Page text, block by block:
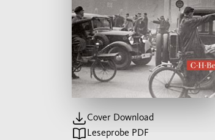
Cover Download
Leseprobe PDF